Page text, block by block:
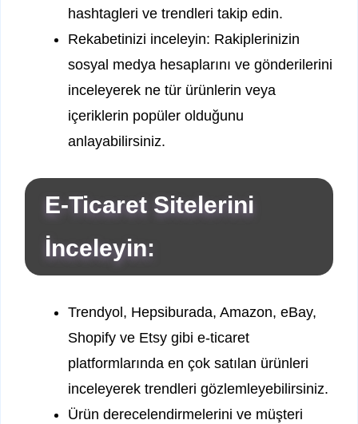
hashtagleri ve trendleri takip edin.
Rekabetinizi inceleyin: Rakiplerinizin
sosyal medya hesaplarını ve gönderilerini
inceleyerek ne tür ürünlerin veya
içeriklerin popüler olduğunu
anlayabilirsiniz.
E-Ticaret Sitelerini
İnceleyin:
Trendyol, Hepsiburada, Amazon, eBay,
Shopify ve Etsy gibi e-ticaret
platformlarında en çok satılan ürünleri
inceleyerek trendleri gözlemleyebilirsiniz.
Ürün derecelendirmelerini ve müşteri